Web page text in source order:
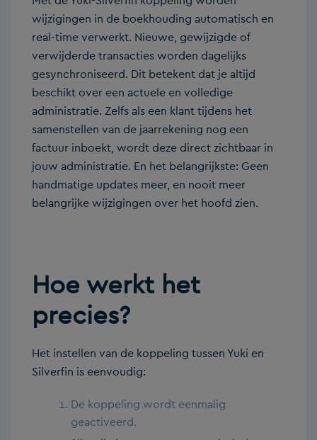
wijzigingen in de boekhouding automatisch en
real-time verwerkt. Nieuwe, gewijzigde of
verwijderde transacties worden dagelijks
gesynchroniseerd. Dit betekent dat je altijd
beschikt over een actuele en volledige
administratie. Zelfs als een klant tijdens het
samenstellen van de jaarrekening nog een
factuur inboekt, wordt deze direct zichtbaar in
jouw administratie. En het belangrijkste: Geen
handmatige updates meer, en nooit meer
belangrijke wijzigingen over het hoofd zien.
Hoe werkt het
precies?
Het instellen van de koppeling tussen Yuki en
Silverfin is eenvoudig:
De koppeling wordt eenmalig
geactiveerd.